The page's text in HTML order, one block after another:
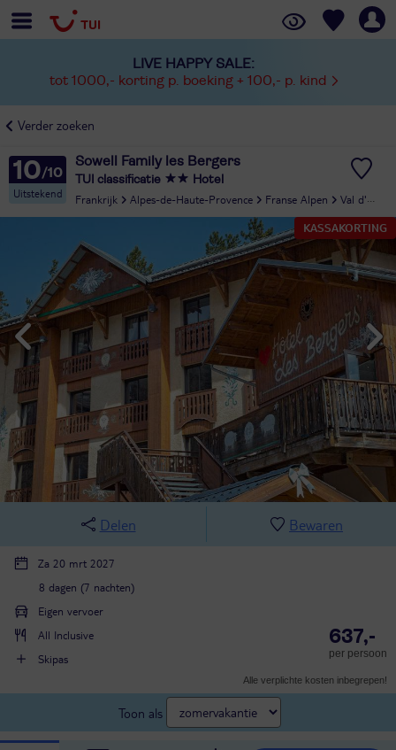
LIVE HAPPY SALE:
tot 1000,- korting p. boeking + 100,- p. kind
Verder zoeken
10
Uitstekend
Sowell Family les Bergers
TUI classificatie Hotel
Frankrijk Alpes-de-Haute-Provence Franse Alpen
Val d'Allos - Pra Loup
KASSAKORTING
Delen Bewaren
Za 20 mrt 2027
8 dagen (7 nachten)
Eigen vervoer
All Inclusive
Skipas
637,-
per persoon
Alle verplichte kosten inbegrepen!
Toon als